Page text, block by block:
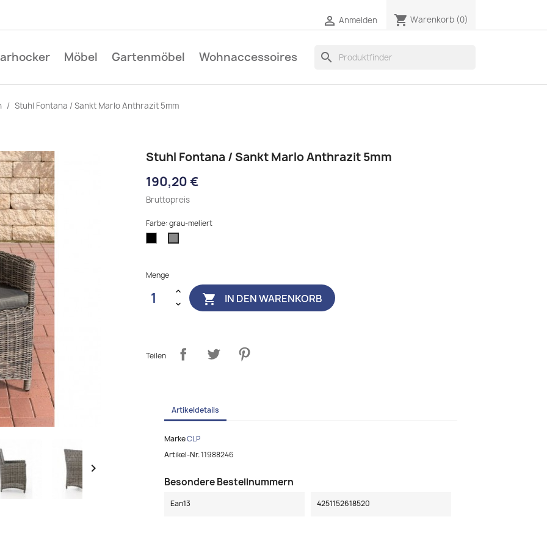
 Anmelden shopping_cart Warenkorb (0)
Möbel Gartenmöbel Wohnaccessoires search
Stuhl Fontana / Sankt Marlo Anthrazit 5mm

Stuhl Fontana / Sankt Marlo Anthrazit 5mm
190,20 €
Bruttopreis
Farbe: grau-meliert
grau-
Menge
 IN DEN WARENKORB
Teilen
Artikeldetails
MarkeCLP
Artikel-Nr.11988246
Besondere Bestellnummern
Ean13 4251152618520